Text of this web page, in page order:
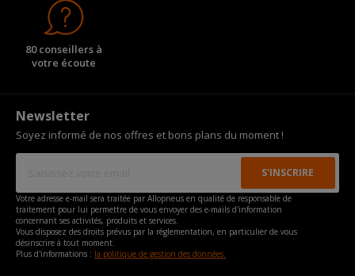
80 conseillers à
votre écoute
Newsletter
Soyez informé de nos offres et bons plans du moment !
Votre adresse e-mail sera traitée par Allopneus en qualité de responsable de
traitement pour lui permettre de vous envoyer des e-mails d'information
concernant ses activités, produits et services.
Vous disposez des droits prévus par la règlementation, en particulier de vous
désinscrire à tout moment.
Plus d'informations : la politique de gestion des données.